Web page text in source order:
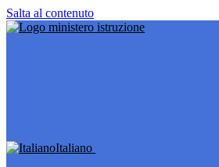
Salta al contenuto
Italiano